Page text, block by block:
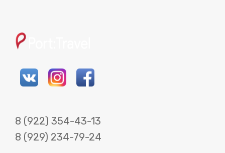
8 (922) 354-43-13
8 (929) 234-79-24